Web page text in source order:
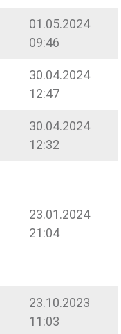
01.05.2024
09:46
30.04.2024
12:47
30.04.2024
12:32
23.01.2024
21:04
23.10.2023
11:03